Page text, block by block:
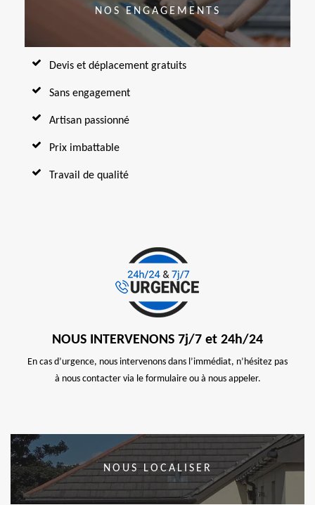
NOS ENGAGEMENTS
Devis et déplacement gratuits
Sans engagement
Artisan passionné
Prix imbattable
Travail de qualité
NOUS INTERVENONS 7j/7 et 24h/24
En cas d’urgence, nous intervenons dans l’immédiat, n’hésitez pas
à nous contacter via le formulaire ou à nous appeler.
NOUS LOCALISER